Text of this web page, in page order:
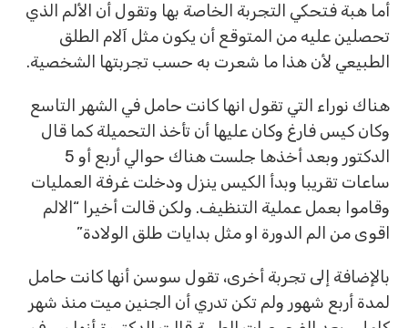
أما هبة فتحكي التجربة الخاصة بها وتقول أن الألم الذي
تحصلين عليه من المتوقع أن يكون مثل آلام الطلق
الطبيعي لأن هذا ما شعرت به حسب تجربتها الشخصية.
هناك نوراء التي تقول انها كانت حامل في الشهر التاسع
وكان كيس فارغ وكان عليها أن تأخذ التحميلة كما قال
الدكتور وبعد أخذها جلست هناك حوالي أربع أو 5
ساعات تقريبا وبدأ الكيس ينزل ودخلت غرفة العمليات
وقاموا بعمل عملية التنظيف. ولكن قالت أخيرا “الالم
اقوى من الم الدورة او مثل بدايات طلق الولادة”
بالإضافة إلى تجربة أخرى، تقول سوسن أنها كانت حامل
لمدة أربع شهور ولم تكن تدري أن الجنين ميت منذ شهر